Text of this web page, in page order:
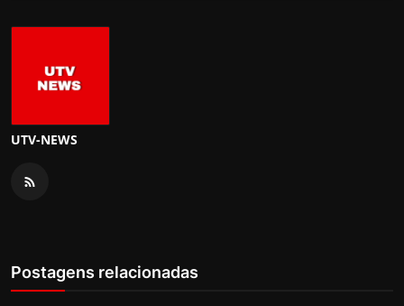
UTV-NEWS
Postagens relacionadas